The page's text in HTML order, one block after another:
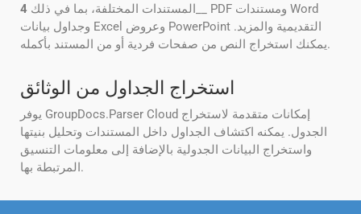
المستندات المختلفة، بما في ذلك 4
__ PDF ومستندات Word
وجداول بيانات Excel وعروض PowerPoint التقديمية والمزيد.
يمكنك استخراج النص من صفحات فردية أو من المستند بأكمله.
استخراج الجداول من الوثائق
يوفر GroupDocs.Parser Cloud إمكانات متقدمة لاستخراج
الجدول. يمكنه اكتشاف الجداول داخل المستندات وتحليل بنيتها
واستخراج البيانات الجدولية بالإضافة إلى معلومات التنسيق
المرتبطة بها.